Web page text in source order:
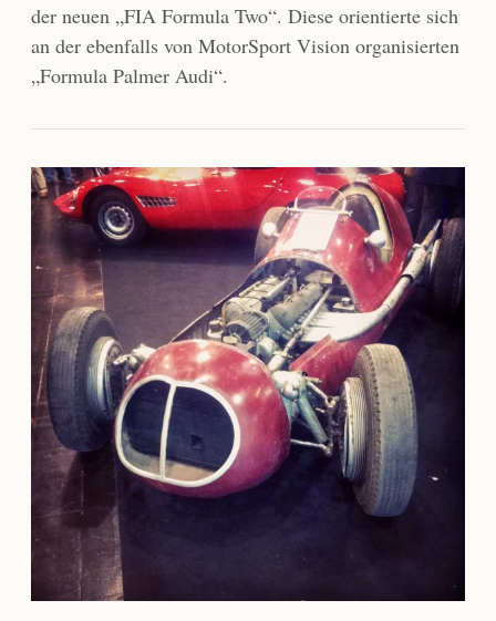
der neuen „FIA Formula Two“. Diese orientierte sich
an der ebenfalls von MotorSport Vision organisierten
„Formula Palmer Audi“.